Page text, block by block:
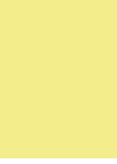
1, av. du Chateau d'eau -